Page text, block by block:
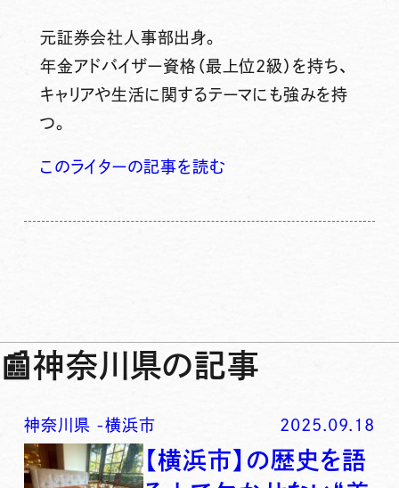
元証券会社人事部出身。
年金アドバイザー資格（最上位2級）を持ち、
キャリアや生活に関するテーマにも強みを持
つ。
このライターの記事を読む
📰神奈川県の記事
神奈川県 -横浜市 2025.09.18
【横浜市】の歴史を語